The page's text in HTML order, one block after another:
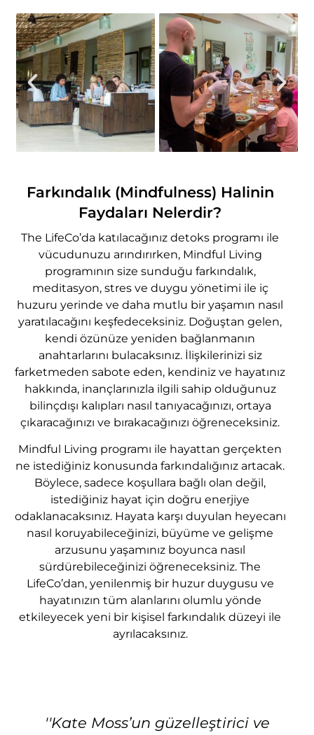
Farkındalık (Mindfulness) Halinin
Faydaları Nelerdir?
The LifeCo’da katılacağınız detoks programı ile
vücudunuzu arındırırken, Mindful Living
programının size sunduğu farkındalık,
meditasyon, stres ve duygu yönetimi ile iç
huzuru yerinde ve daha mutlu bir yaşamın nasıl
yaratılacağını keşfedeceksiniz. Doğuştan gelen,
kendi özünüze yeniden bağlanmanın
anahtarlarını bulacaksınız. İlişkilerinizi siz
farketmeden sabote eden, kendiniz ve hayatınız
hakkında, inançlarınızla ilgili sahip olduğunuz
bilinçdışı kalıpları nasıl tanıyacağınızı, ortaya
çıkaracağınızı ve bırakacağınızı öğreneceksiniz.
Mindful Living programı ile hayattan gerçekten
ne istediğiniz konusunda farkındalığınız artacak.
Böylece, sadece koşullara bağlı olan değil,
istediğiniz hayat için doğru enerjiye
odaklanacaksınız. Hayata karşı duyulan heyecanı
nasıl koruyabileceğinizi, büyüme ve gelişme
arzusunu yaşamınız boyunca nasıl
sürdürebileceğinizi öğreneceksiniz. The
LifeCo’dan, yenilenmiş bir huzur duygusu ve
hayatınızın tüm alanlarını olumlu yönde
etkileyecek yeni bir kişisel farkındalık düzeyi ile
ayrılacaksınız.
''Kate Moss’un güzelleştirici ve